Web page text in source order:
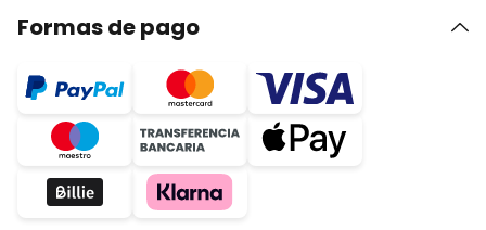
Formas de pago